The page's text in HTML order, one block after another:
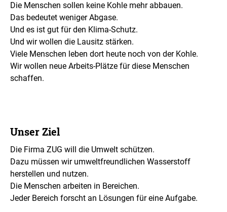
Die Menschen sollen keine Kohle mehr abbauen.
Das bedeutet weniger Abgase.
Und es ist gut für den Klima-Schutz.
Und wir wollen die Lausitz stärken.
Viele Menschen leben dort heute noch von der Kohle.
Wir wollen neue Arbeits-Plätze für diese Menschen
schaffen.
Unser Ziel
Die Firma ZUG will die Umwelt schützen.
Dazu müssen wir umweltfreundlichen Wasserstoff
herstellen und nutzen.
Die Menschen arbeiten in Bereichen.
Jeder Bereich forscht an Lösungen für eine Aufgabe.